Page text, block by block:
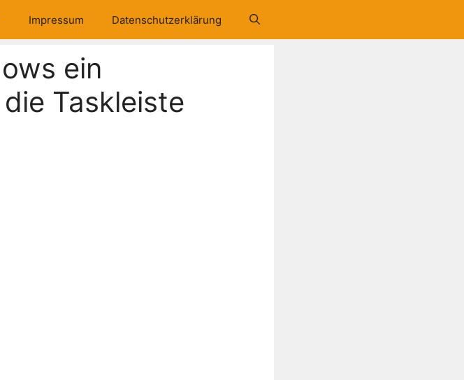
Impressum Datenschutzerklärung
ein
Taskleiste